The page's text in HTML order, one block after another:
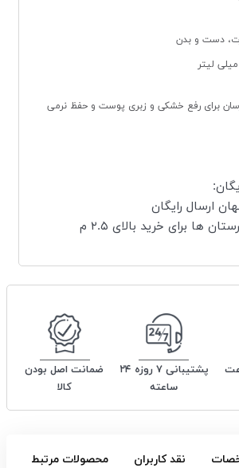
دست و بدن
برای رفع خشکی و زبری پوست و حفظ نرمی
ارسال رایگان
ها برای خرید بالای ۲.۵ م
24 ساعت
پشتیبانی ۷ روزه ۲۴
ساعته
ضمانت اصل بودن
کالا
نقد کاربران محصولات مرتبط